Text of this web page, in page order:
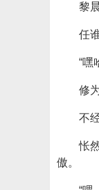
黎
任
“嘿
修
不
怅
傲。